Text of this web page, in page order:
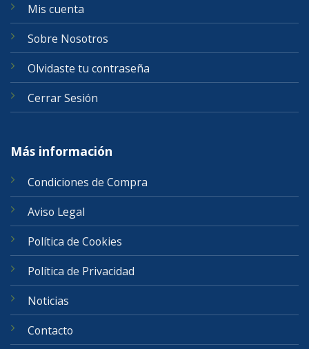
Mis cuenta
Sobre Nosotros
Olvidaste tu contraseña
Cerrar Sesión
Más información
Condiciones de Compra
Aviso Legal
Política de Cookies
Política de Privacidad
Noticias
Contacto